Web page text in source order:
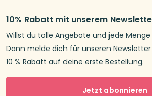
10% Rabatt mit unserem
Willst du tolle Angebote und jede
Dann melde dich für unseren
10 % Rabatt auf deine erste Bestellung.
Jetzt abonnieren